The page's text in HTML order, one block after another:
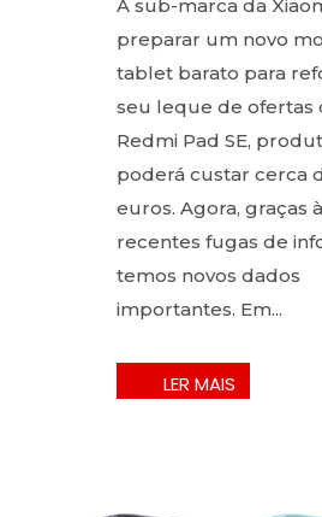
A sub-marca da
preparar um novo
tablet barato para
seu leque de ofertas
Redmi Pad SE,
poderá custar cerca
euros. Agora, graças
recentes fugas de
temos novos dados
importantes. Em...